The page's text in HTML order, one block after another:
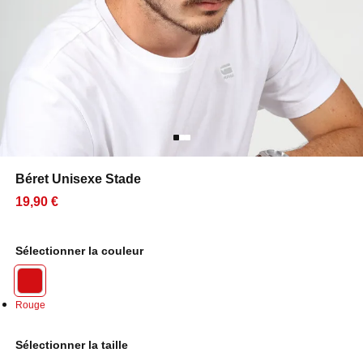
Béret Unisexe Stade
19,90 €
Sélectionner la couleur
Rouge
Sélectionner la taille